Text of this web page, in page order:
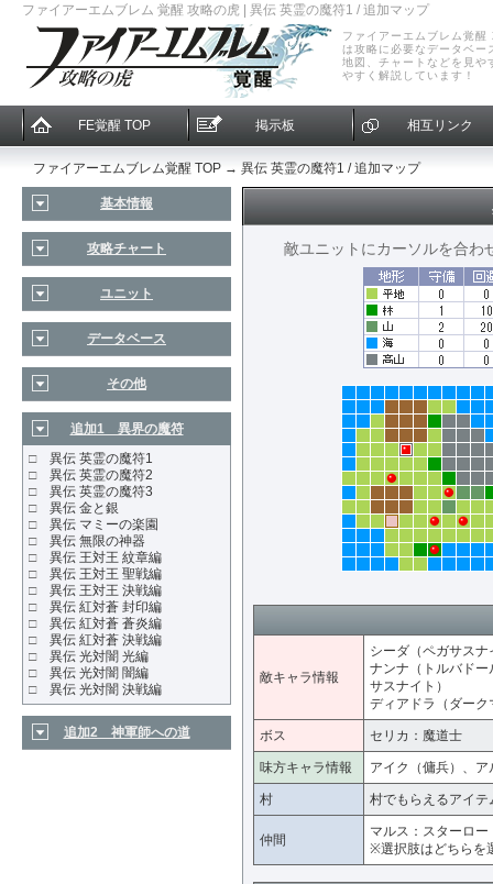
ファイアーエムブレム 覚醒 攻略の虎 | 異伝 英霊の魔符1 / 追加マップ
ファイアーエムブレム覚醒
は攻略に必要なデータベー
地図、チャートなどを見や
やすく解説しています！
ファイアーエムブレム覚醒 TOP → 異伝 英霊の魔符1 / 追加マップ
基本情報
攻略チャート
ユニット
データベース
その他
追加1 異界の魔符
□ 異伝 英霊の魔符1
□ 異伝 英霊の魔符2
□ 異伝 英霊の魔符3
□ 異伝 金と銀
□ 異伝 マミーの楽園
□ 異伝 無限の神器
□ 異伝 王対王 紋章編
□ 異伝 王対王 聖戦編
□ 異伝 王対王 決戦編
□ 異伝 紅対蒼 封印編
□ 異伝 紅対蒼 蒼炎編
□ 異伝 紅対蒼 決戦編
□ 異伝 光対闇 光編
□ 異伝 光対闇 闇編
□ 異伝 光対闇 決戦編
追加2 神軍師への道
敵ユニットにカーソルを合わ
敵キャラ情報
シーダ（ペガサス
ナンナ（トルバド
サスナイト）
ディアドラ（ダー
ボス セリカ：魔道士
味方キャラ情報 アイク（傭兵）、
村 村でもらえるアイ
仲間
マルス：スターロ
※選択肢はどちらを
FE覚醒 TOP 掲示板 相互リンク